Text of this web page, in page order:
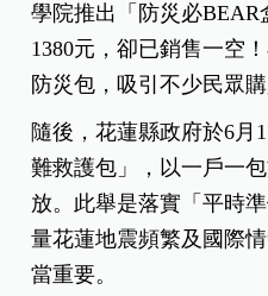
學院推出「防災必
1380元，卻已銷售一空
防災包，吸引不少民眾購
隨後，花蓮縣政府於6月
難救護包」，以一戶一
放。此舉是落實「平時
量花蓮地震頻繁及國際
當重要。